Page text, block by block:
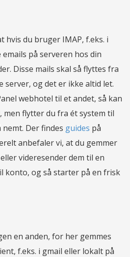
hvis du bruger IMAP, f.eks. i
på serveren hos din
Disse mails skal så flyttes fra
server, og det er ikke altid let.
webhotel til et andet, så kan
men flytter du fra ét system til
Der findes guides på
anbefaler vi, at du gemmer
videresender dem til en
konto, og så starter på en frisk
en anden, for her gemmes
f.eks. i gmail eller lokalt på